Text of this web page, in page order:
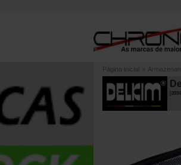
Página inicial »